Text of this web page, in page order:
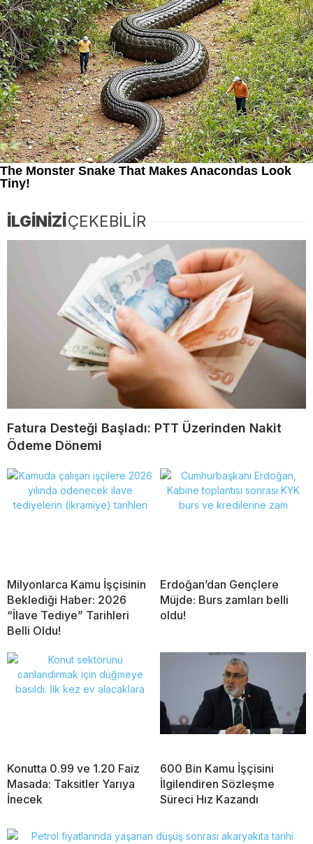
İLGİNİZİÇEKEBİLİR
Fatura Desteği Başladı: PTT Üzerinden Nakit
Ödeme Dönemi
Milyonlarca Kamu İşçisinin
Beklediği Haber: 2026
“İlave Tediye” Tarihleri
Belli Oldu!
Erdoğan’dan Gençlere
Müjde: Burs zamları belli
oldu!
Konutta 0.99 ve 1.20 Faiz
Masada: Taksitler Yarıya
İnecek
600 Bin Kamu İşçisini
İlgilendiren Sözleşme
Süreci Hız Kazandı